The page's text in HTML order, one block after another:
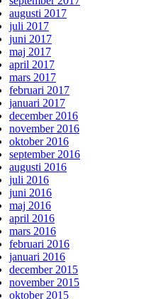
augusti 2017
juli 2017
juni 2017
maj 2017
april 2017
mars 2017
februari 2017
januari 2017
december 2016
november 2016
oktober 2016
september 2016
augusti 2016
juli 2016
juni 2016
maj 2016
april 2016
mars 2016
februari 2016
januari 2016
december 2015
november 2015
oktober 2015